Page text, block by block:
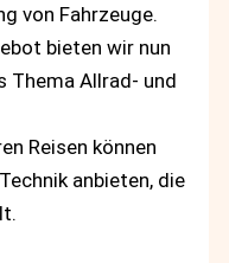
von Fahrzeuge.
bieten wir nun
Thema Allrad- und
Reisen können
anbieten, die